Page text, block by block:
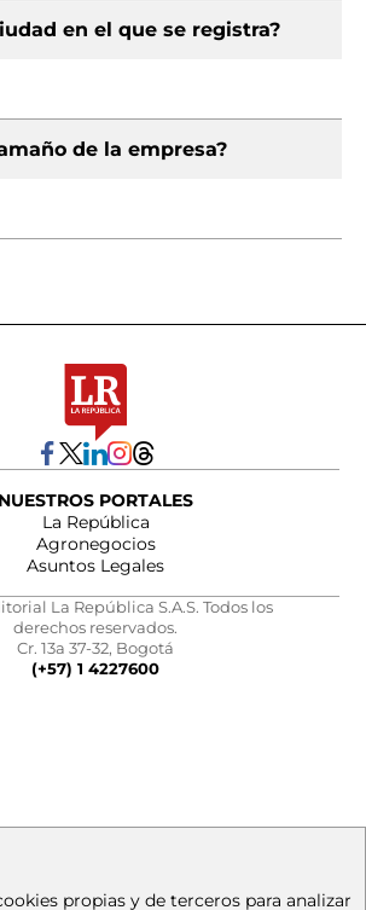
en el que se registra?
de la empresa?
NUESTROS PORTALES
La República
Agronegocios
Asuntos Legales
La República S.A.S. Todos los
derechos reservados.
Cr. 13a 37-32, Bogotá
(+57) 1 4227600
propias y de terceros para analizar